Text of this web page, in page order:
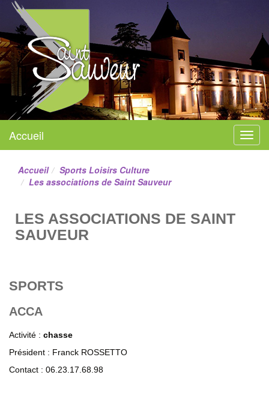
Mairie de Saint-Sauveur
Site officiel
Menu
Accueil
Accueil
Sports Loisirs Culture
Les associations de Saint Sauveur
LES ASSOCIATIONS DE SAINT
SAUVEUR
SPORTS
ACCA
Activité : chasse
Président : Franck ROSSETTO
Contact : 06.23.17.68.98